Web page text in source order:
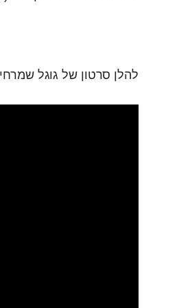
להלן סרטון של גוגל